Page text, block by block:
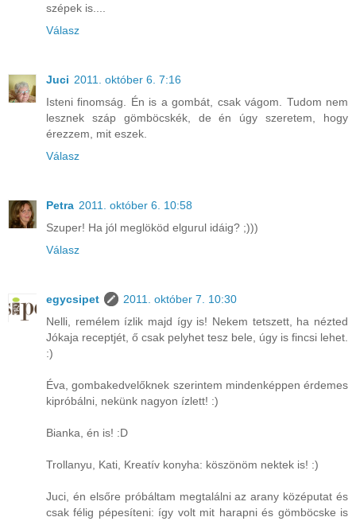
szépek is....
Válasz
Juci 2011. október 6. 7:16
Isteni finomság. Én is a gombát, csak vágom. Tudom nem
lesznek száp gömböcskék, de én úgy szeretem, hogy
érezzem, mit eszek.
Válasz
Petra 2011. október 6. 10:58
Szuper! Ha jól meglököd elgurul idáig? ;)))
Válasz
egycsipet
2011. október 7. 10:30
Nelli, remélem ízlik majd így is! Nekem tetszett, ha nézted
Jókaja receptjét, ő csak pelyhet tesz bele, úgy is fincsi lehet.
:)
Éva, gombakedvelőknek szerintem mindenképpen érdemes
kipróbálni, nekünk nagyon ízlett! :)
Bianka, én is! :D
Trollanyu, Kati, Kreatív konyha: köszönöm nektek is! :)
Juci, én elsőre próbáltam megtalálni az arany középutat és
csak félig pépesíteni: így volt mit harapni és gömböcske is